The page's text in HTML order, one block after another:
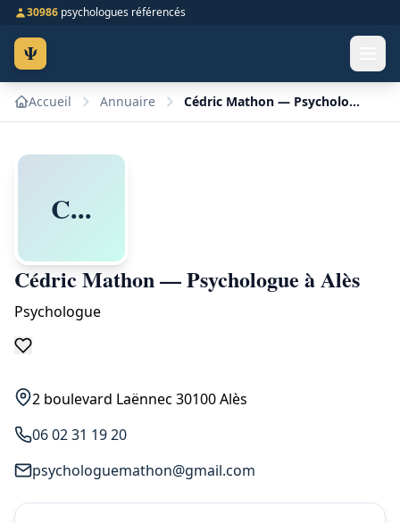
30986 psychologues référencés
Ψ
Accueil Annuaire Cédric Mathon — Psychologue à Alès
C...
Cédric Mathon — Psychologue à Alès
Psychologue
2 boulevard Laënnec 30100 Alès
06 02 31 19 20
psychologuemathon@gmail.com